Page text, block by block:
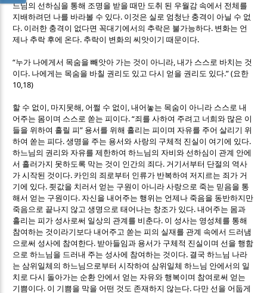
느님의 선하심을 통해 조명을 받을 때만 도취 된 우월감 속에서 전체를
지배하려던 나를 바라볼 수 있다. 이것은 실로 엄청난 충격이 아닐 수 없
다. 이러한 충격이 없다면 꼭대기에서의 추락은 불가능하다. 변화는 언
제나 추락 후에 온다. 추락이 변화의 씨앗이기 때문이다.
“누가 나에게서 목숨을 빼앗아 가는 것이 아니라,내가 스스로 바치는 것
이다. 나에게는 목숨을 바칠 권리도 있고 다시 얻을 권리도 있다.” (요한
10,18)
할 수 없이 , 마지못해 , 어쩔 수 없이 ,내어놓는 목숨이 아니라 스스로 내
어주는 몸이며 스스로 쏟는 피이다. “죄를 사하여 주려고 너희와 많은 이
들을 위하여 흘릴 피” 용서를 위해 흘리는 피이며 자유를 주어 살리기 위
하여 쏟는 피다.생명을 주는 용서와 사랑의 구체적 진실이 여기에 있다.
하느님의 권리와 자유를 제한하여 하느님의 자비와 선하심이 관계 안에
서 흘러가지 못하도록 막는 것이 인간의 죄다. 거기서부터 단절의 역사
가 시작된 것이다. 카인의 죄로부터 인류가 반복하여 저지르는 죄가 거
기에 있다. 죗값을 치러서 얻는 구원이 아니라 사랑으로 죽는 믿음을 통
해서 얻는 구원이다.자신을 내어주는 행위는 언제나 죽음을 동반하지만
죽음으로 끝나지 않고 생명으로 태어나는 창조가 있다.내어주는 몸과
흘리는 피가 성사로써 일상의 관계를 비춘다. 이 성사는 영성체를 통해
참여하는 것이라기보다 내어주고 쏟는 피의 실재를 관계 속에서 드러냄
으로써 성사에 참여한다. 받아들임과 용서가 구체적 진실이며 선을 행함
으로 하느님을 드러내 주는 성사에 참여하는 것이다. 결국 하느님 나라
는 삼위일체의 하느님으로부터 시작하여 삼위일체 하느님 안에서의 일
치로 다시 돌아가는 순환 안에서 얻는 자유와 행복이며 참여로써 얻는
기쁨이다. 이 기쁨을 막을 어떤 것도 존재하지 않는다. 다만 선을 어둡게